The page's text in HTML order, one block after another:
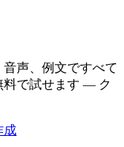
声、例文ですべて
料で試せます — ク
成